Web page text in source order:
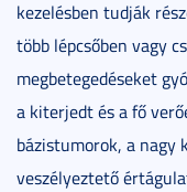
kezelésben tudják
több lépcsőben vagy
megbetegedéseket
a kiterjedt és a fő
bázistumorok, a nagy
veszélyeztető